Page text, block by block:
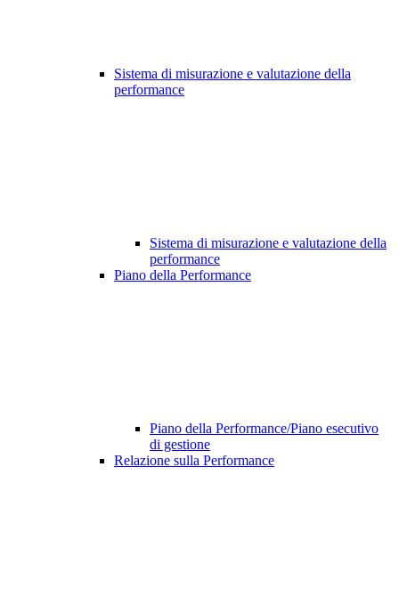
Sistema di misurazione e valutazione della
performance
Sistema di misurazione e valutazione della
performance
Piano della Performance
Piano della Performance/Piano esecutivo
di gestione
Relazione sulla Performance